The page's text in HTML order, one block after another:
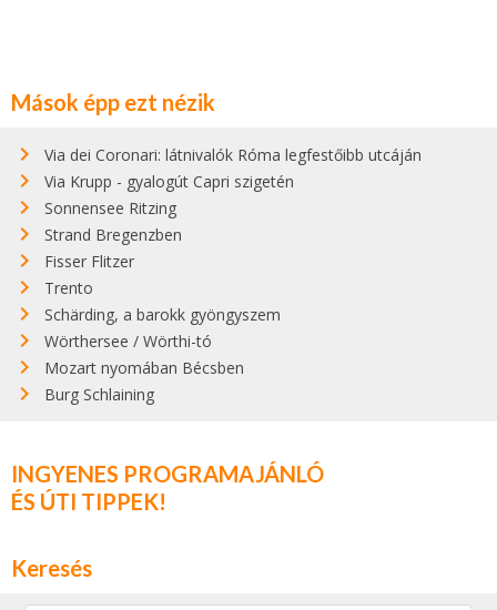
Mások épp ezt nézik
Via dei Coronari: látnivalók Róma legfestőibb utcáján
Via Krupp - gyalogút Capri szigetén
Sonnensee Ritzing
Strand Bregenzben
Fisser Flitzer
Trento
Schärding, a barokk gyöngyszem
Wörthersee / Wörthi-tó
Mozart nyomában Bécsben
Burg Schlaining
INGYENES PROGRAMAJÁNLÓ
ÉS ÚTI TIPPEK!
Keresés